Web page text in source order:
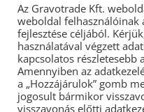
Gravotrade 2022
Az Gravotrade Kft.
weboldal felhasználóinak
fejlesztése céljából.
használatával végzett
kapcsolatos részletesebb
Amennyiben az
a „Hozzájárulok” gomb
jogosult bármikor
visszavonás előtti